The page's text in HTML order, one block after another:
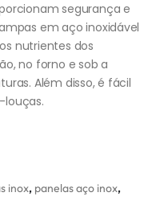
segurança e
em aço inoxidável
nutrientes dos
no forno e sob a
Além disso, é fácil
inox, panelas aço inox,